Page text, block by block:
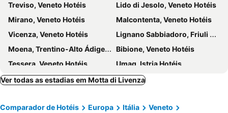
Duna Verde
Rosa Salva
Teatro San Gallo
Spiaggia di Levante
Venice Simplon Orient Express
Open - Esposizione Internazionale di Sculture ed Installazioni
Top Ten
Sabbiadoro
Treviso, Veneto Hotéis
Lido di Jesolo, Veneto Hotéis
Mirano, Veneto Hotéis
Malcontenta, Veneto Hotéis
Vicenza, Veneto Hotéis
Lignano Sabbiadoro, Friuli Venecia Júlia Hotéis
Moena, Trentino-Alto Ádige Hotéis
Bibione, Veneto Hotéis
Tessera, Veneto Hotéis
Umag, Istria Hotéis
Jesolo, Veneto Hotéis
Cavallino-Treporti, Veneto Hotéis
Zambratija, Istria Hotéis
Caorle, Veneto Hotéis
Ver todas as estadias em Motta di Livenza
Comparador de Hotéis Europa Itália
Veneto